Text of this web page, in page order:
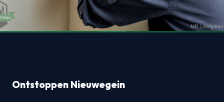
Ontstoppen Nieuwegein